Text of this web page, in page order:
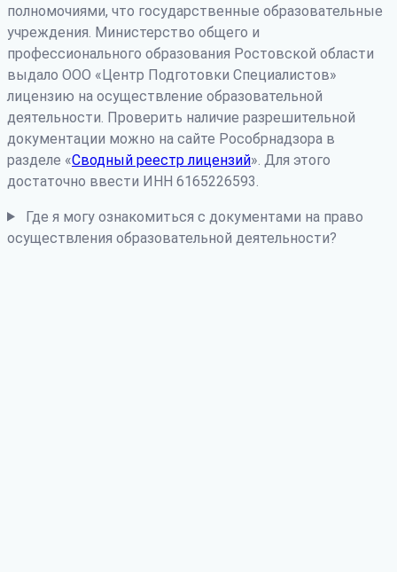
полномочиями, что государственные образовательные
учреждения. Министерство общего и
профессионального образования Ростовской области
выдало ООО «Центр Подготовки Специалистов»
лицензию на осуществление образовательной
деятельности. Проверить наличие разрешительной
документации можно на сайте Рособрнадзора в
разделе «Сводный реестр лицензий». Для этого
достаточно ввести ИНН 6165226593.
Где я могу ознакомиться с документами на право
осуществления образовательной деятельности?